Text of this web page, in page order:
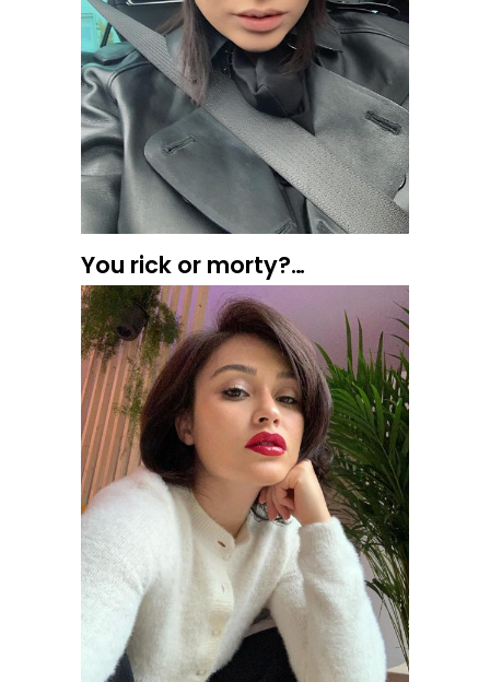
You rick or morty?…